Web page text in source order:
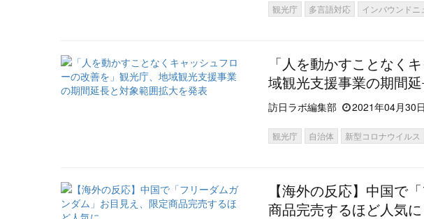
観光庁 多言語対応 インバウンドニ
「人を動かすことなく
域観光支援事業の期間
訪日ラボ編集部 2021年04月30日
観光庁 自治体 新型コロナウイルス
【海外の反応】中国で
商品完売するほど人気に